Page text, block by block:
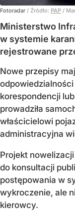
Fotoradar / Źródło: PAP /
Ministerstwo
w systemie
rejestrowane
Nowe przepisy
korespondencji
prowadziła
właścicielowi
administracyjna
Projekt
do konsultacji
postępowania w
wykroczenie, ale
kierowcy.